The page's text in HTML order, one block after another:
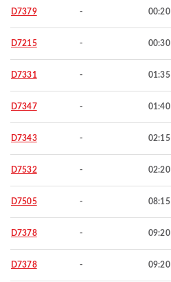
D7379 - 00:20
D7215 - 00:30
D7331 - 01:35
D7347 - 01:40
D7343 - 02:15
D7532 - 02:20
D7505 - 08:15
D7378 - 09:20
D7378 - 09:20